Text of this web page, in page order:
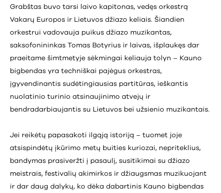
Grabštas buvo tarsi laivo kapitonas, vedęs orkestrą
Vakarų Europos ir Lietuvos džiazo keliais. Šiandien
orkestrui vadovauja puikus džiazo muzikantas,
saksofonininkas Tomas Botyrius ir laivas, išplaukęs dar
praeitame šimtmetyje sėkmingai keliauja tolyn – Kauno
bigbendas yra techniškai pajėgus orkestras,
įgyvendinantis sudėtingiausias partitūras, ieškantis
nuolatinio turinio atsinaujinimo atvejų ir
bendradarbiaujantis su Lietuvos bei užsienio muzikantais.
Jei reikėtų papasakoti ilgąją istoriją – tuomet joje
atsispindėtų įkūrimo metų buities kuriozai, nepriteklius,
bandymas prasiveržti į pasaulį, susitikimai su džiazo
meistrais, festivalių akimirkos ir džiaugsmas muzikuojant
ir dar daug dalykų, ko dėka dabartinis Kauno bigbendas